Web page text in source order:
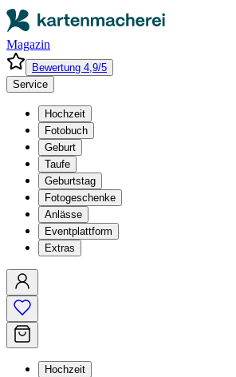
Magazin
Bewertung 4,9/5
Service
Hochzeit
Fotobuch
Geburt
Taufe
Geburtstag
Fotogeschenke
Anlässe
Eventplattform
Extras
Hochzeit